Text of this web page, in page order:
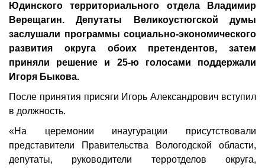
Юдинского территориального отдела Владимир
Верещагин. Депутаты Великоустюгской думы
заслушали программы социально-экономического
развития округа обоих претендентов, затем
приняли решение и 25-ю голосами поддержали
Игоря Быкова.
После принятия присяги Игорь Александрович вступил
в должность.
«На церемонии инаугурации присутствовали
представители Правительства Вологодской области,
депутаты, руководители терротделов округа,